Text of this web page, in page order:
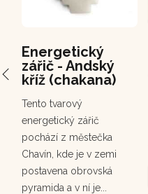
Energetický
zářič - Andský
kříž (chakana)
Tento tvarový
energetický zářič
pochází z městečka
Chavín, kde je v zemi
postavena obrovská
pyramida a v ní je...